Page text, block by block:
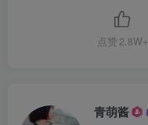
点赞 2.8W+
青萌酱